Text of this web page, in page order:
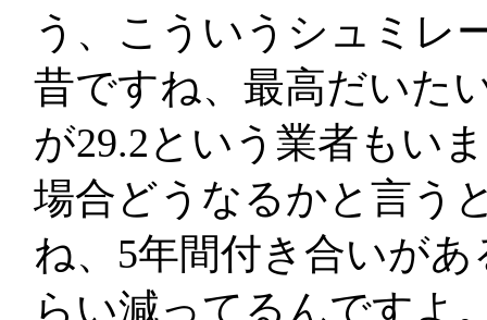
う、こういうシュミレ
昔ですね、最高だいた
が29.2という業者もい
場合どうなるかと言う
ね、5年間付き合いが
らい減ってるんですよ